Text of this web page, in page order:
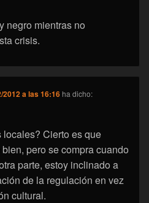
negro mientras no
crisis.
2012 a las 16:16 ha dicho:
locales? Cierto es que
pero se compra cuando
parte, estoy inclinado a
de la regulación en vez
cultural.